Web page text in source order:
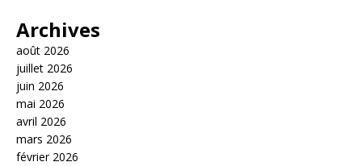
Archives
août 2026
juillet 2026
juin 2026
mai 2026
avril 2026
mars 2026
février 2026